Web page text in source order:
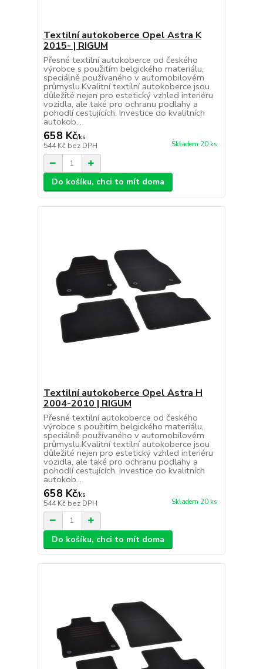
Textilní autokoberce Opel Astra K
2015- | RIGUM
Přesné textilní autokoberce od českého
výrobce s použitím belgického materiálu,
speciálně používaného v automobilovém
průmyslu.Kvalitní textilní autokoberce jsou
důležité nejen pro estetický vzhled interiéru
vozidla, ale také pro ochranu podlahy a
pohodlí cestujících. Investice do kvalitních
autokob...
658 Kč/ks
544 Kč bez DPH Skladem 20 ks
Do košíku, chci to mít doma
Textilní autokoberce Opel Astra H
2004-2010 | RIGUM
Přesné textilní autokoberce od českého
výrobce s použitím belgického materiálu,
speciálně používaného v automobilovém
průmyslu.Kvalitní textilní autokoberce jsou
důležité nejen pro estetický vzhled interiéru
vozidla, ale také pro ochranu podlahy a
pohodlí cestujících. Investice do kvalitních
autokob...
658 Kč/ks
544 Kč bez DPH Skladem 20 ks
Do košíku, chci to mít doma